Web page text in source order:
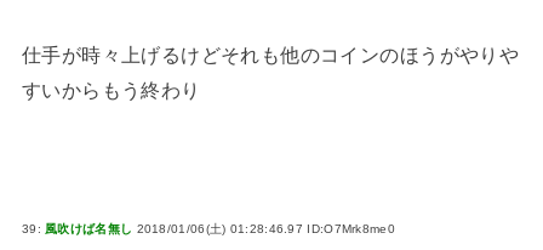
仕手が時々上げるけどそれも他のコインのほうがやりや
すいからもう終わり
39: 風吹けば名無し 2018/01/06(土) 01:28:46.97 ID:O7Mrk8me0